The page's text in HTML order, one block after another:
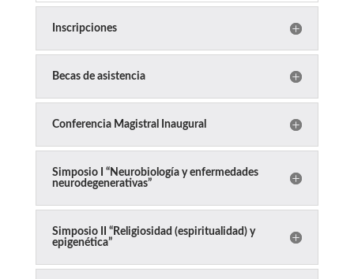
Inscripciones
Becas de asistencia
Conferencia Magistral Inaugural
Simposio I “Neurobiología y enfermedades
neurodegenerativas”
Simposio II “Religiosidad (espiritualidad) y
epigenética”